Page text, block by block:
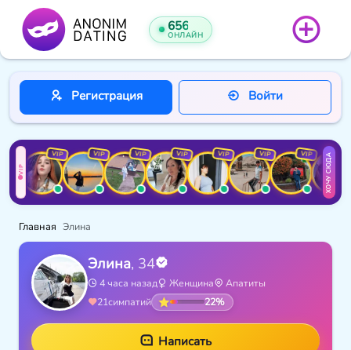
641
ОНЛАЙН
Регистрация Войти
VIP
VIP VIP VIP VIP VIP VIP VIP VIP VIP
ХОЧУ СЮДА
Главная Элина
Элина, 34
4 часа назад Женщина
Апатиты
21симпатий 22%
Написать